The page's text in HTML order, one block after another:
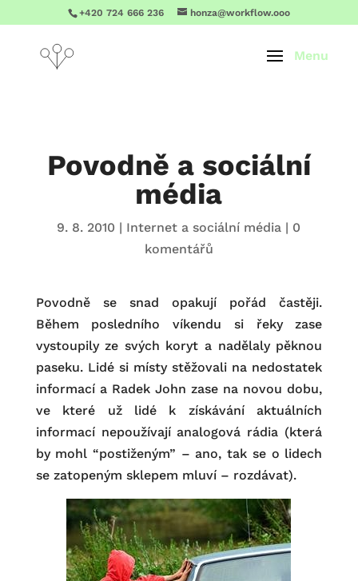
+420 724 666 236 honza@workflow.ooo
Povodně a sociální
média
9. 8. 2010 | Internet a sociální média | 0
komentářů
Povodně se snad opakují pořád častěji.
Během posledního víkendu si řeky zase
vystoupily ze svých koryt a nadělaly pěknou
paseku. Lidé si místy stěžovali na nedostatek
informací a Radek John zase na novou dobu,
ve které už lidé k získávání aktuálních
informací nepoužívají analogová rádia (která
by mohl “postiženým” – ano, tak se o lidech
se zatopeným sklepem mluví – rozdávat).